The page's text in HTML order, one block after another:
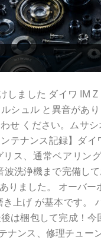
しました ダイワ IM Z
シュル と異音があ
せ ください。ムサ
テナンス記録】ダ
ス、通常ベアリン
波洗浄機まで完備し
りました。 オーバ
上げ が基本です。
は梱包して完成！
ナンス、修理チュー